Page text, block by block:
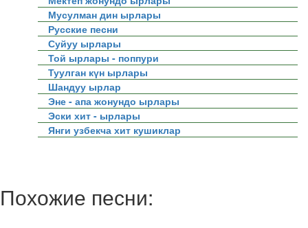
Мусулман дин ырлары
Русские песни
Суйуу ырлары
Той ырлары - поппури
Туулган күн ырлары
Шандуу ырлар
Эне - апа жонундо ырлары
Эски хит - ырлары
Янги узбекча хит кушиклар
Похожие песни: